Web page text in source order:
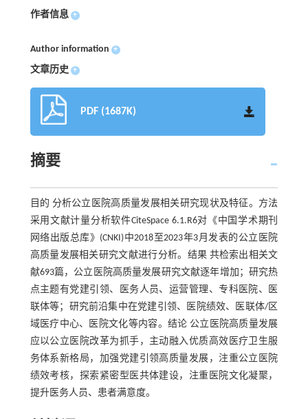
作者信息 +
Author information +
文章历史 +
PDF (1687K)
摘要
目的 分析公立医院高质量发展相关研究现状及特征。方法
采用文献计量分析软件CiteSpace 6.1.R6对《中国学术期刊
网络出版总库》(CNKI)中2018至2023年3月发表的公立医院
高质量发展相关研究文献进行分析。结果 共检索出相关文
献693篇，公立医院高质量发展研究文献逐年增加；研究热
点主题有党建引领、医务人员、运营管理、专科医院、医
联体等；研究前沿集中在党建引领、医院绩效、医联体/区
域医疗中心、医院文化等内容。结论 公立医院高质量发展
应以公立医院改革为抓手，主动融入优质高效医疗卫生服
务体系新格局，加强党建引领高质量发展，注重公立医院
绩效考核，探索紧密型医共体建设，注重医院文化凝聚，
提升医务人员、患者满意度。